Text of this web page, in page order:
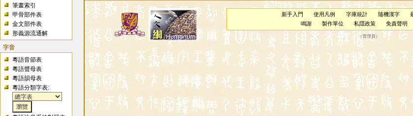
筆畫索引
甲骨部件表
金文部件表
形義源流通解
字音
粵語音節表
粵語聲母表
粵語韻母表
粵語分類字表:
新手入門 使用凡例 字庫統計 隨機漢字
鳴謝
製作單位 私隱政策 免責聲明
（管理員 ）